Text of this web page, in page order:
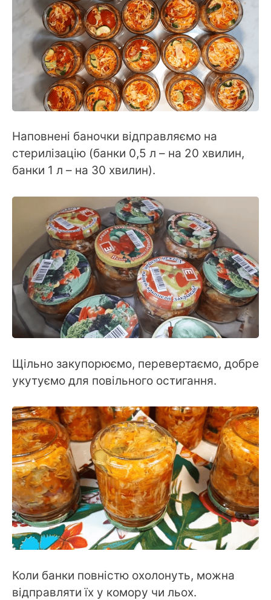
Наповнені баночки відправляємо на
стерилізацію (банки 0,5 л – на 20 хвилин,
банки 1 л – на 30 хвилин).
Щільно закупорюємо, перевертаємо, добре
укутуємо для повільного остигання.
Коли банки повністю охолонуть, можна
відправляти їх у комору чи льох.